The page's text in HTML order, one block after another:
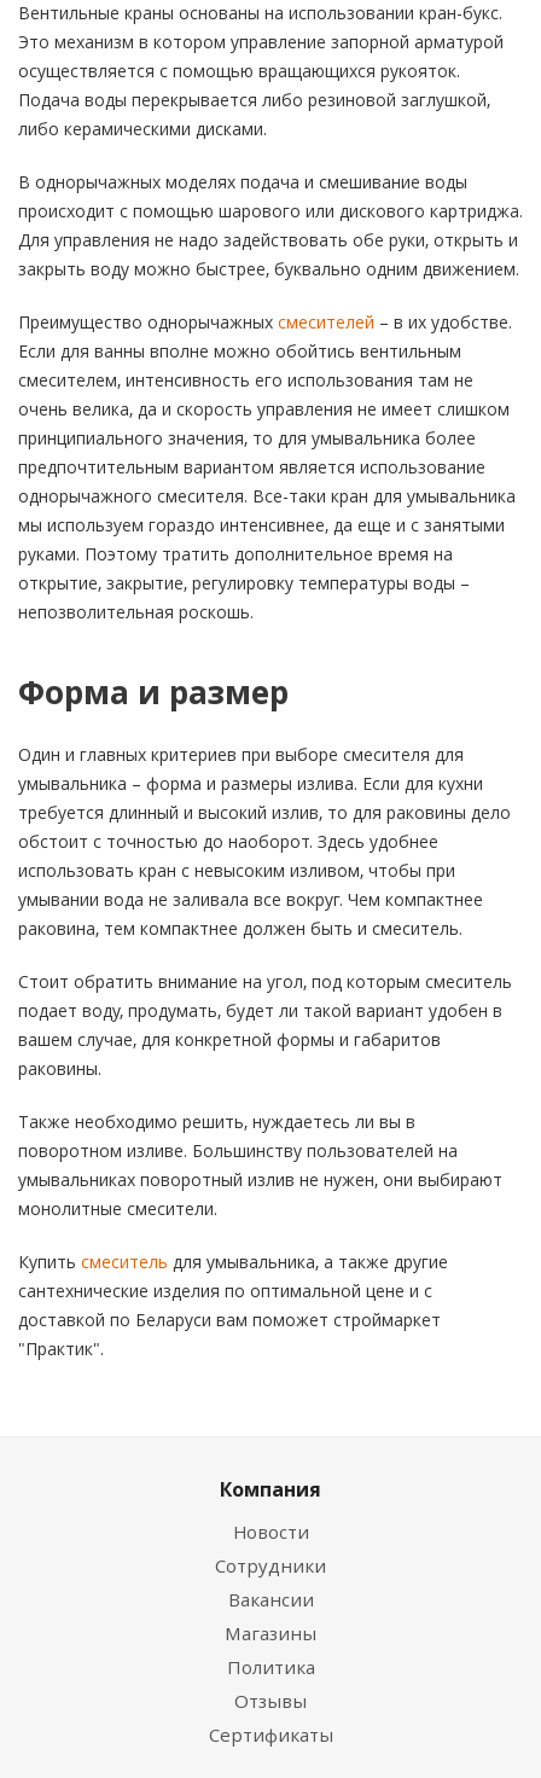
Вентильные краны основаны на использовании кран-букс.
Это механизм в котором управление запорной арматурой
осуществляется с помощью вращающихся рукояток.
Подача воды перекрывается либо резиновой заглушкой,
либо керамическими дисками.
В однорычажных моделях подача и смешивание воды
происходит с помощью шарового или дискового картриджа.
Для управления не надо задействовать обе руки, открыть и
закрыть воду можно быстрее, буквально одним движением.
Преимущество однорычажных смесителей – в их удобстве.
Если для ванны вполне можно обойтись вентильным
смесителем, интенсивность его использования там не
очень велика, да и скорость управления не имеет слишком
принципиального значения, то для умывальника более
предпочтительным вариантом является использование
однорычажного смесителя. Все-таки кран для умывальника
мы используем гораздо интенсивнее, да еще и с занятыми
руками. Поэтому тратить дополнительное время на
открытие, закрытие, регулировку температуры воды –
непозволительная роскошь.
Форма и размер
Один и главных критериев при выборе смесителя для
умывальника – форма и размеры излива. Если для кухни
требуется длинный и высокий излив, то для раковины дело
обстоит с точностью до наоборот. Здесь удобнее
использовать кран с невысоким изливом, чтобы при
умывании вода не заливала все вокруг. Чем компактнее
раковина, тем компактнее должен быть и смеситель.
Стоит обратить внимание на угол, под которым смеситель
подает воду, продумать, будет ли такой вариант удобен в
вашем случае, для конкретной формы и габаритов
раковины.
Также необходимо решить, нуждаетесь ли вы в
поворотном изливе. Большинству пользователей на
умывальниках поворотный излив не нужен, они выбирают
монолитные смесители.
Купить смеситель для умывальника, а также другие
сантехнические изделия по оптимальной цене и с
доставкой по Беларуси вам поможет строймаркет
"Практик".
Компания
Новости
Сотрудники
Вакансии
Магазины
Политика
Отзывы
Сертификаты